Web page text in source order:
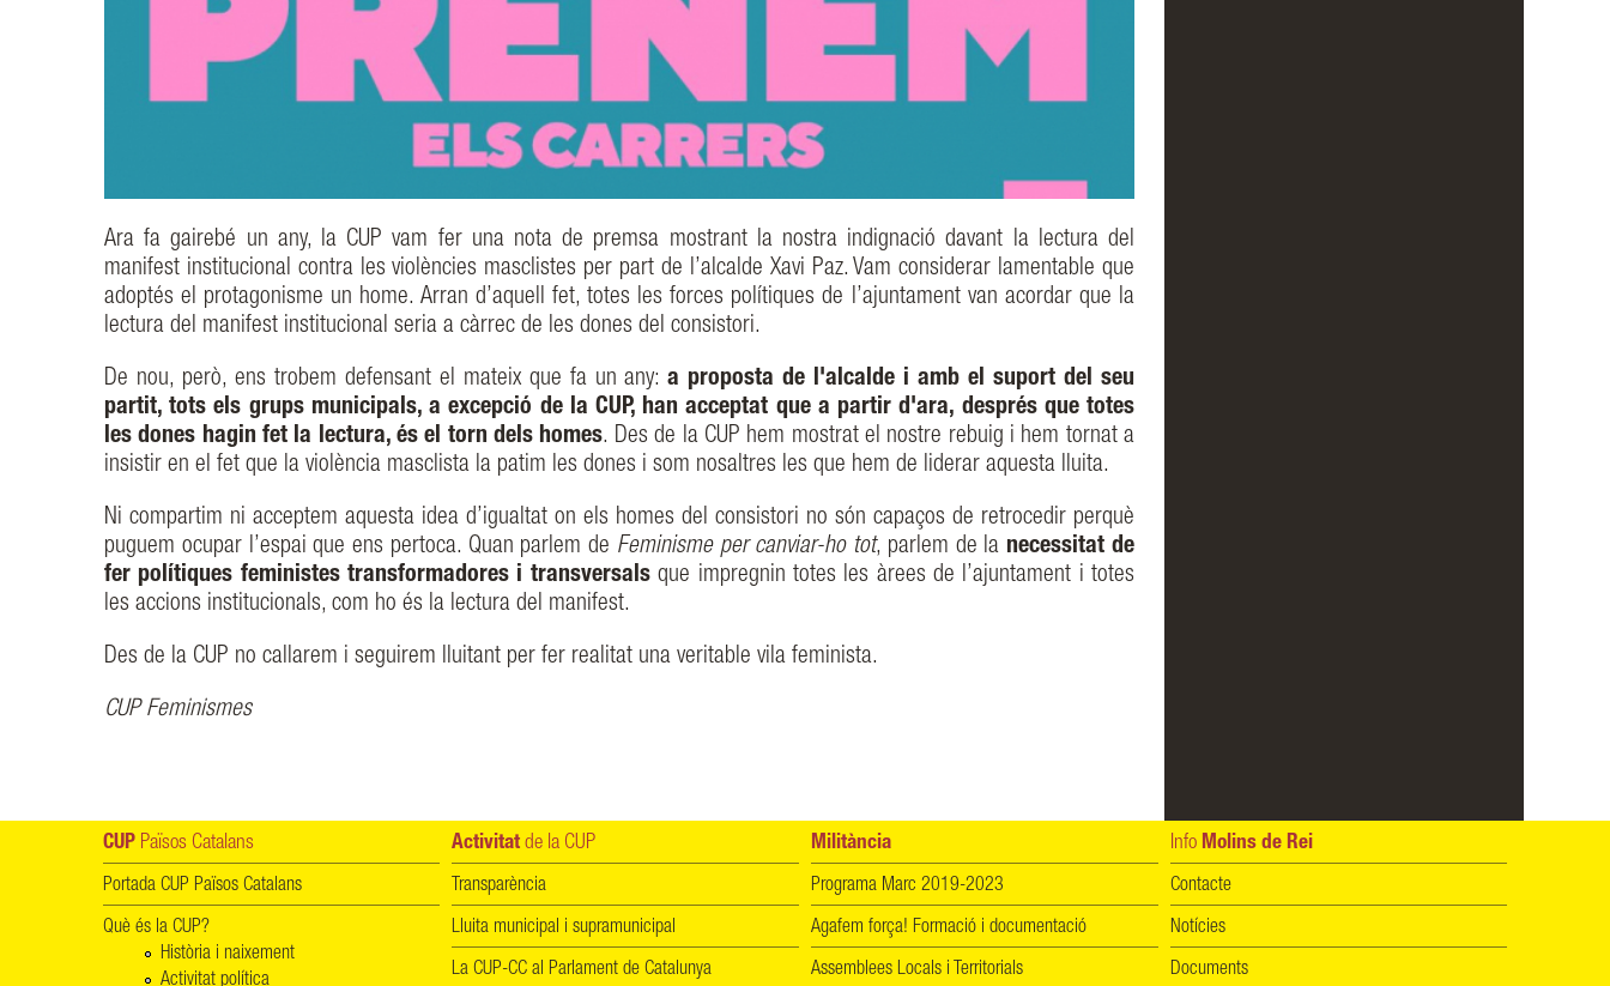
Ara fa gairebé un any, la CUP vam fer una nota de premsa mostrant la nostra indignació davant la lectura del
manifest institucional contra les violències masclistes per part de l’alcalde Xavi Paz. Vam considerar lamentable que
adoptés el protagonisme un home. Arran d’aquell fet, totes les forces polítiques de l’ajuntament van acordar que la
lectura del manifest institucional seria a càrrec de les dones del consistori.
De nou, però, ens trobem defensant el mateix que fa un any:a proposta de l'alcalde i amb el suport del seu
partit, tots els grups municipals, a excepció de la CUP, han acceptat que a partir d'ara, després que totes
les dones hagin fet la lectura, és el torn dels homes. Des de la CUP hem mostrat el nostre rebuig i hem tornat a
insistir en el fet que la violència masclista la patim les dones i som nosaltres les que hem de liderar aquesta lluita.
Ni compartim ni acceptem aquesta idea d’igualtat on els homes del consistori no són capaços de retrocedir perquè
puguem ocupar l’espai que ens pertoca. Quan parlem de Feminisme per canviar-ho tot, parlem de la necessitat de
fer polítiques feministes transformadores i transversalsque impregnin totes les àrees de l’ajuntament i totes
les accions institucionals, com ho és la lectura del manifest.
Des de la CUP no callarem i seguirem lluitant per fer realitat una veritable vila feminista.
CUP Feminismes
CUP Països Catalans
Portada CUP Països Catalans
Què és la CUP?
Història i naixement
Activitat política
Activitat de la CUP
Transparència
Lluita municipal i supramunicipal
La CUP-CC al Parlament de Catalunya
Militància
Programa Marc 2019-2023
Agafem força! Formació i documentació
Assemblees Locals i Territorials
Info Molins de Rei
Contacte
Notícies
Documents